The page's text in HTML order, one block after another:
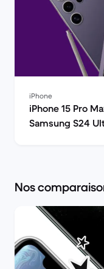
iPhone
iPhone 15 Pro
Samsung S24 Ultra |
Nos